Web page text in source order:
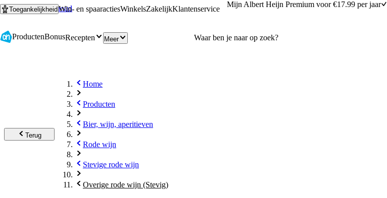
Ga naar hoofdinhoud
Ga naar zoeken
ToegankelijkheidWin- en spaaractiesWinkelsZakelijkKlantenservice
Mijn Albert Heijn Premium voor €17.99 per jaar
ProductenBonusRecepten Meer
Terug
Home
Producten
Bier, wijn, aperitieven
Rode wijn
Stevige rode wijn
Overige rode wijn (Stevig)